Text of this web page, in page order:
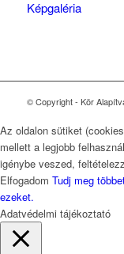
Képgaléria
© Copyright - Kör
Az oldalon sütiket
mellett a legjobb
igénybe veszed,
Elfogadom Tudj meg
ezeket.
Adatvédelmi tájékoztató